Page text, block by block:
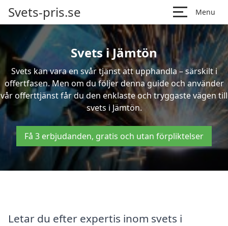
Svets-pris.se Menu
Svets i Jämtön
Svets kan vara en svår tjänst att upphandla – särskilt i
offertfasen. Men om du följer denna guide och använder
vår offerttjänst får du den enklaste och tryggaste vägen till
svets i Jämtön.
Få 3 erbjudanden, gratis och utan förpliktelser
Letar du efter expertis inom svets i